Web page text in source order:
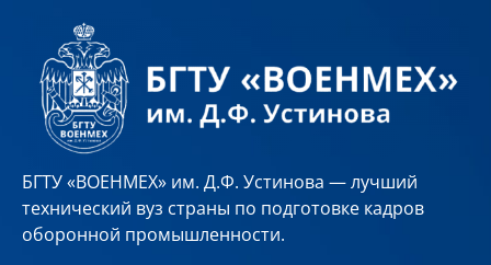
БГТУ «ВОЕНМЕХ» им. Д.Ф. Устинова — лучший
технический вуз страны по подготовке кадров
оборонной промышленности.